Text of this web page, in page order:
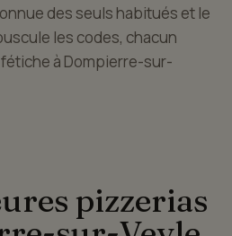
des seuls habitués et le
les codes, chacun
à Dompierre-sur-
pizzerias